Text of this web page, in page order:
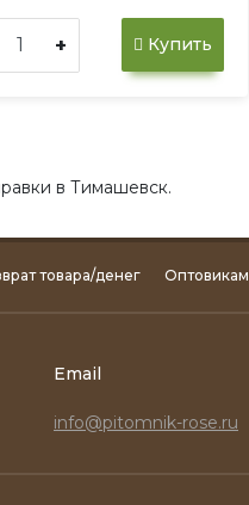
+ Купить
в Тимашевск.
товара/денег Оптовикам
Email
info@pitomnik-rose.ru